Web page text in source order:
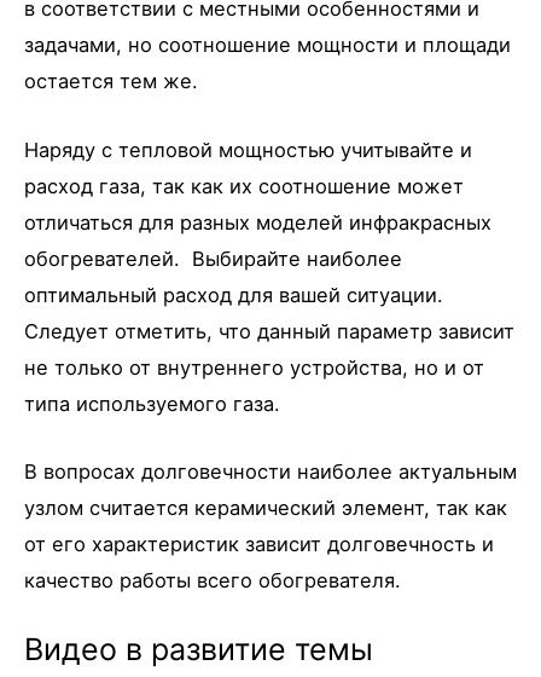
в соответствии с местными особенностями и
задачами, но соотношение мощности и площади
остается тем же.
Наряду с тепловой мощностью учитывайте и
расход газа, так как их соотношение может
отличаться для разных моделей инфракрасных
обогревателей. Выбирайте наиболее
оптимальный расход для вашей ситуации.
Следует отметить, что данный параметр зависит
не только от внутреннего устройства, но и от
типа используемого газа.
В вопросах долговечности наиболее актуальным
узлом считается керамический элемент, так как
от его характеристик зависит долговечность и
качество работы всего обогревателя.
Видео в развитие темы